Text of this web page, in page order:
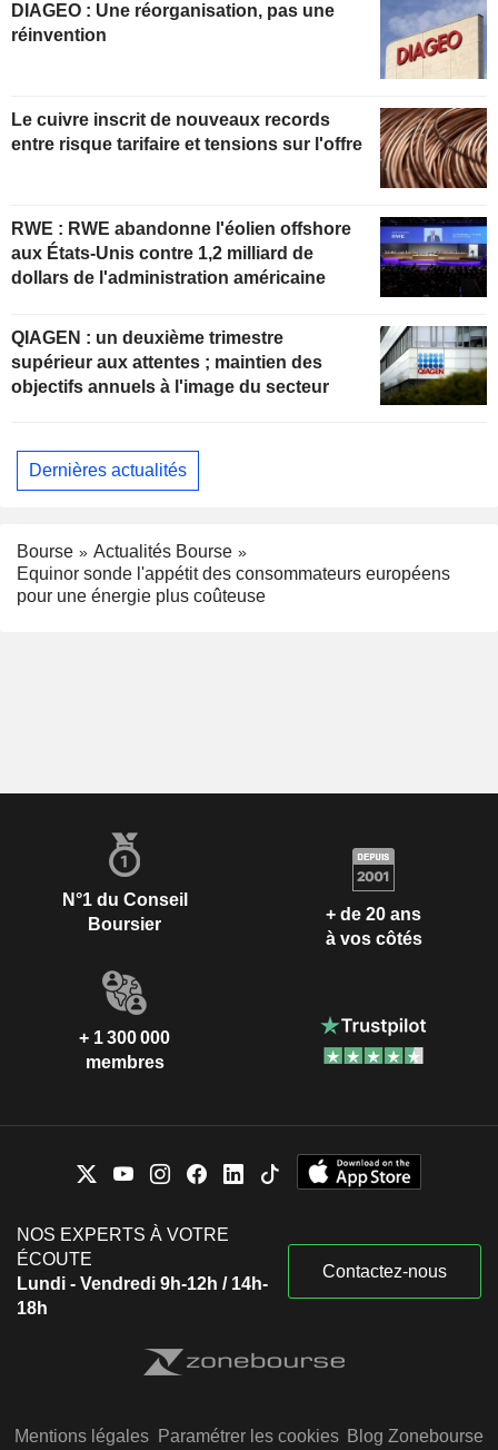
DIAGEO : Une réorganisation, pas une
réinvention
Le cuivre inscrit de nouveaux records
entre risque tarifaire et tensions sur l'offre
RWE : RWE abandonne l'éolien offshore
aux États-Unis contre 1,2 milliard de
dollars de l'administration américaine
QIAGEN : un deuxième trimestre
supérieur aux attentes ; maintien des
objectifs annuels à l'image du secteur
Dernières actualités
Bourse
Actualités Bourse
Equinor sonde l'appétit des consommateurs européens
pour une énergie plus coûteuse
N°1 du Conseil
Boursier
+ de 20 ans
à vos côtés
+ 1 300 000
membres
NOS EXPERTS À VOTRE
ÉCOUTE
Lundi - Vendredi 9h-12h / 14h-
18h
Contactez-nous
Mentions légales Paramétrer les cookies Blog Zonebourse